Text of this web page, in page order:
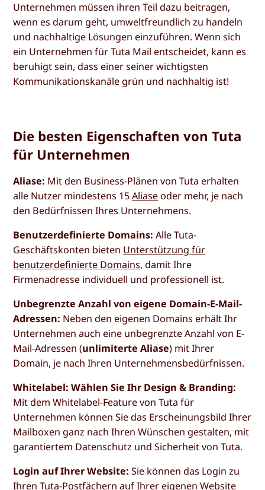
Unternehmen müssen ihren Teil dazu beitragen,
wenn es darum geht, umweltfreundlich zu handeln
und nachhaltige Lösungen einzuführen. Wenn sich
ein Unternehmen für Tuta Mail entscheidet, kann es
beruhigt sein, dass einer seiner wichtigsten
Kommunikationskanäle grün und nachhaltig ist!
Die besten Eigenschaften von Tuta
für Unternehmen
Aliase: Mit den Business-Plänen von Tuta erhalten
alle Nutzer mindestens 15Aliase oder mehr, je nach
den Bedürfnissen Ihres Unternehmens.
Benutzerdefinierte Domains: Alle Tuta-
Geschäftskonten bieten Unterstützung für
benutzerdefinierte Domains, damit Ihre
Firmenadresse individuell und professionell ist.
Unbegrenzte Anzahl von eigene Domain-E-Mail-
Adressen: Neben den eigenen Domains erhält Ihr
Unternehmen auch eine unbegrenzte Anzahl von E-
Mail-Adressen (unlimiterte Aliase) mit Ihrer
Domain, je nach Ihren Unternehmensbedürfnissen.
Whitelabel: Wählen Sie Ihr Design & Branding:
Mit dem Whitelabel-Feature von Tuta für
Unternehmen können Sie das Erscheinungsbild Ihrer
Mailboxen ganz nach Ihren Wünschen gestalten, mit
garantiertem Datenschutz und Sicherheit von Tuta.
Login auf Ihrer Website: Sie können das Login zu
Ihren Tuta-Postfächern auf Ihrer eigenen Website